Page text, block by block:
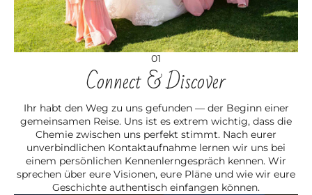
01
Connect & Discover
Ihr habt den Weg zu uns gefunden — der Beginn einer
gemeinsamen Reise. Uns ist es extrem wichtig, dass die
Chemie zwischen uns perfekt stimmt. Nach eurer
unverbindlichen Kontaktaufnahme lernen wir uns bei
einem persönlichen Kennenlerngespräch kennen. Wir
sprechen über eure Visionen, eure Pläne und wie wir eure
Geschichte authentisch einfangen können.